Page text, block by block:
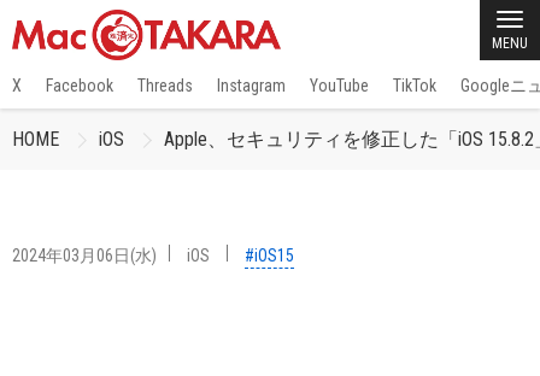
MENU
X Facebook Threads Instagram YouTube TikTok Googleニ
HOME iOS Apple、セキュリティを修正した「iOS
2024年03月06日(水) iOS #iOS15